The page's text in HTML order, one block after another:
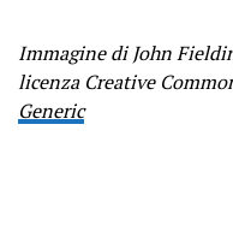
Immagine di John
licenza Creative
Generic